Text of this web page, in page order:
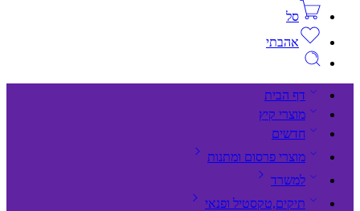
סל
אהבתי
דף הבית
מוצרי קיץ
חדשים
מוצרי פרסום ומתנות
למשרד
תיקים,טקסטיל ופנאי